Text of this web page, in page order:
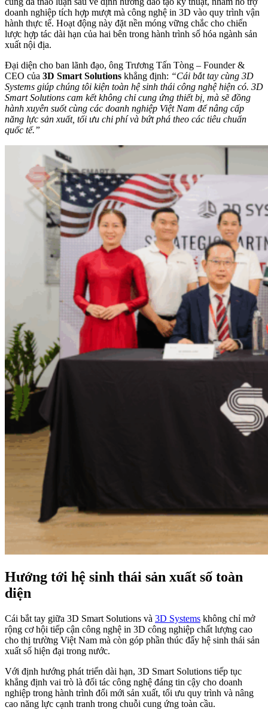
doanh nghiệp tích hợp mượt mà công nghệ in 3D vào quy trình vận
hành thực tế. Hoạt động này đặt nền móng vững chắc cho chiến
lược hợp tác dài hạn của hai bên trong hành trình số hóa ngành sản
xuất nội địa.
Đại diện cho ban lãnh đạo, ông Trương Tấn Tòng – Founder &
CEO của 3D Smart Solutions khẳng định: “Cái bắt tay cùng 3D
Systems giúp chúng tôi kiện toàn hệ sinh thái công nghệ hiện có. 3D
Smart Solutions cam kết không chỉ cung ứng thiết bị, mà sẽ đồng
hành xuyên suốt cùng các doanh nghiệp Việt Nam để nâng cấp
năng lực sản xuất, tối ưu chi phí và bứt phá theo các tiêu chuẩn
quốc tế.”
Hướng tới hệ sinh thái sản xuất số toàn
diện
Cái bắt tay giữa 3D Smart Solutions và 3D Systems không chỉ mở
rộng cơ hội tiếp cận công nghệ in 3D công nghiệp chất lượng cao
cho thị trường Việt Nam mà còn góp phần thúc đẩy hệ sinh thái sản
xuất số hiện đại trong nước.
Với định hướng phát triển dài hạn, 3D Smart Solutions tiếp tục
khẳng định vai trò là đối tác công nghệ đáng tin cậy cho doanh
nghiệp trong hành trình đổi mới sản xuất, tối ưu quy trình và nâng
cao năng lực cạnh tranh trong chuỗi cung ứng toàn cầu.